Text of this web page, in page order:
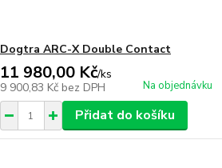
Dogtra ARC-X Double Contact
11 980,00 Kč/ks
9 900,83 Kč bez DPH Na objednávku
Přidat do košíku